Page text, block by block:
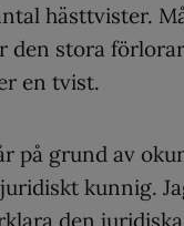
hästtvister.
stora
en tvist.
på grund av
kunnig.
den